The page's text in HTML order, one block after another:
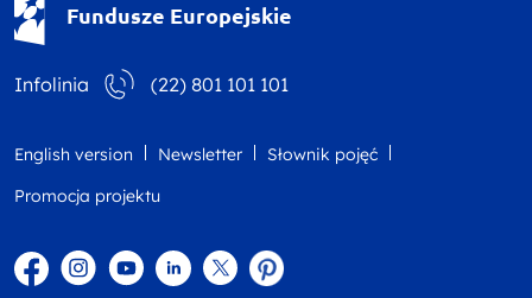
Fundusze Europejskie
Infolinia (22) 801 101 101
English version Newsletter
Słownik pojęć
Promocja projektu
FacebookInstagram
YouTubeLinkedintwitterPinterest